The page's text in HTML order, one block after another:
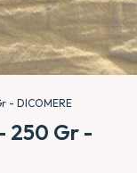
- DICOMERE
250 Gr -